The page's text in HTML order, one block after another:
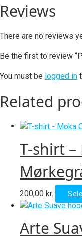
Reviews
There are no reviews
Be the first to review
You must be logged in
Related
T-shirt –
200,00 kr.
Arte